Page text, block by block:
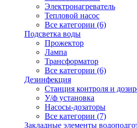
Электронагреватель
Тепловой насос
Все категории (6)
Подсветка воды
Прожектор
Лампа
Трансформатор
Все категории (6)
Дезинфекция
Станция контроля и
У/ф установка
Насосы-дозаторы
Все категории (7)
Закладные элементы